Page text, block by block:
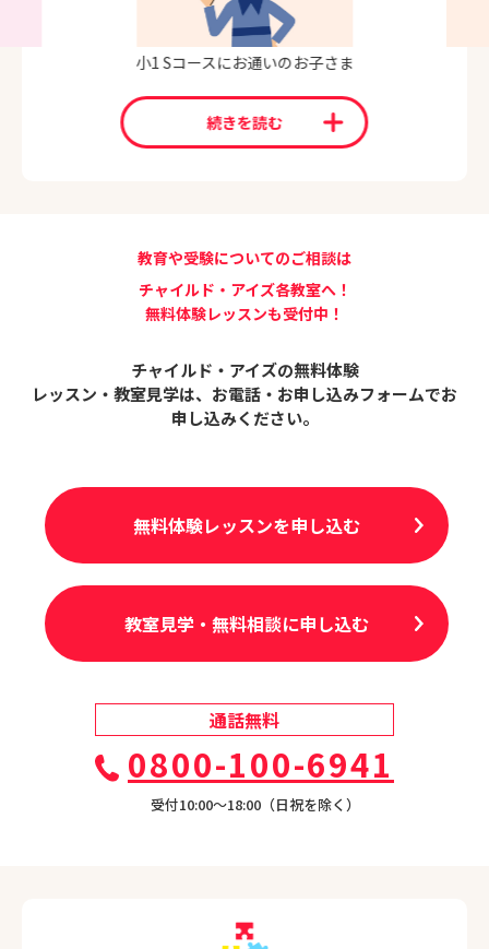
小1 Sコースにお通いのお子さま
続きを読む
教育や受験についてのご相談は
チャイルド・アイズ各教室へ！
無料体験レッスンも受付中！
チャイルド・アイズの無料体験
レッスン・教室見学は、 お電話・お申し込みフォームでお
申し込みください。
無料体験レッスンを申し込む
教室見学・無料相談に申し込む
通話無料
0800-100-6941
受付10:00〜18:00（日祝を除く）